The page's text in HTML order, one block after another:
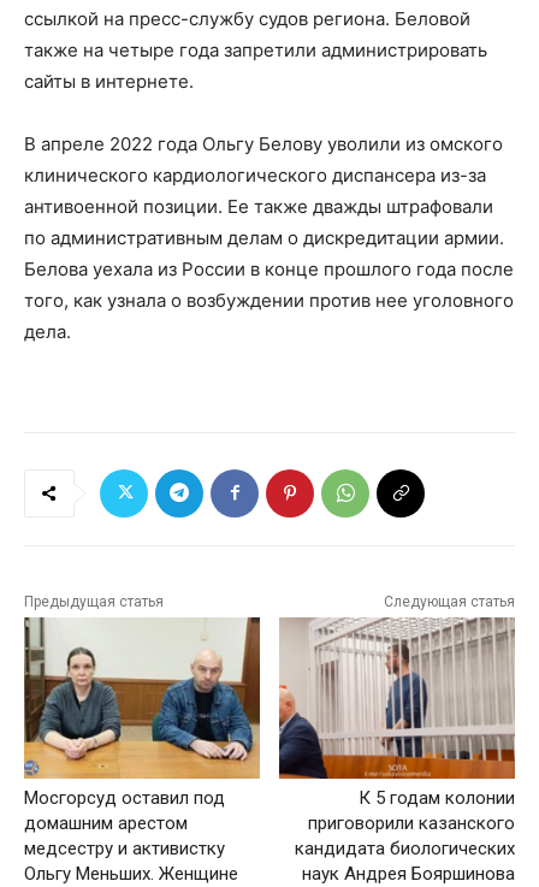
ссылкой на пресс-службу судов региона. Беловой
также на четыре года запретили администрировать
сайты в интернете.
В апреле 2022 года Ольгу Белову уволили из омского
клинического кардиологического диспансера из-за
антивоенной позиции. Ее также дважды штрафовали
по административным делам о дискредитации армии.
Белова уехала из России в конце прошлого года после
того, как узнала о возбуждении против нее уголовного
дела.
Предыдущая статья
Мосгорсуд оставил под
домашним арестом
медсестру и активистку
Ольгу Меньших. Женщине
Следующая статья
К 5 годам колонии
приговорили казанского
кандидата биологических
наук Андрея Бояршинова